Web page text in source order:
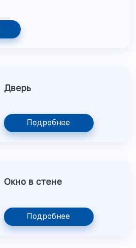
Дверь
Подробнее
Окно в стене
Подробнее